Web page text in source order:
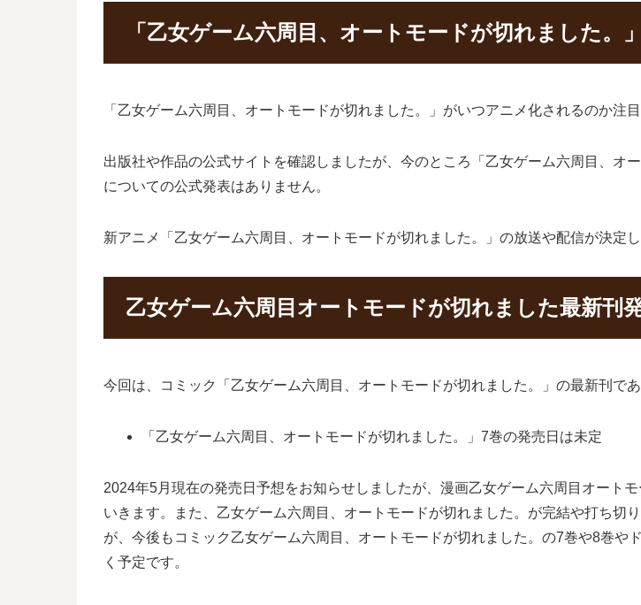
「乙女ゲーム六周目、オートモードが切れました。
「乙女ゲーム六周目、オートモードが切れました。」がいつアニメ化されるのか注目
出版社や作品の公式サイトを確認しましたが、今のところ「乙女ゲーム六周目、オ
についての公式発表はありません。
新アニメ「乙女ゲーム六周目、オートモードが切れました。」の放送や配信が決定
乙女ゲーム六周目オートモードが切れました最新刊
今回は、コミック「乙女ゲーム六周目、オートモードが切れました。」の最新刊で
「乙女ゲーム六周目、オートモードが切れました。」7巻の発売日は未定
2024年5月現在の発売日予想をお知らせしましたが、漫画乙女ゲーム六周目オート
いきます。また、乙女ゲーム六周目、オートモードが切れました。が完結や打ち切
が、今後もコミック乙女ゲーム六周目、オートモードが切れました。の7巻や8巻
く予定です。